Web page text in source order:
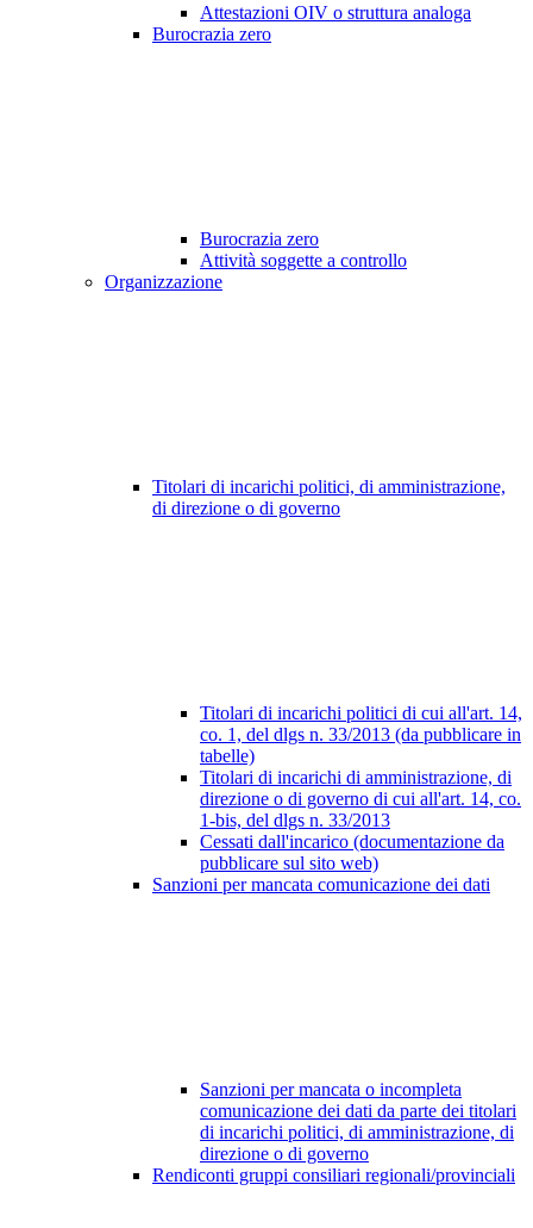
Attestazioni OIV o struttura analoga
Burocrazia zero
Burocrazia zero
Attività soggette a controllo
Organizzazione
Titolari di incarichi politici, di amministrazione,
di direzione o di governo
Titolari di incarichi politici di cui all'art. 14,
co. 1, del dlgs n. 33/2013 (da pubblicare in
tabelle)
Titolari di incarichi di amministrazione, di
direzione o di governo di cui all'art. 14, co.
1-bis, del dlgs n. 33/2013
Cessati dall'incarico (documentazione da
pubblicare sul sito web)
Sanzioni per mancata comunicazione dei dati
Sanzioni per mancata o incompleta
comunicazione dei dati da parte dei titolari
di incarichi politici, di amministrazione, di
direzione o di governo
Rendiconti gruppi consiliari regionali/provinciali